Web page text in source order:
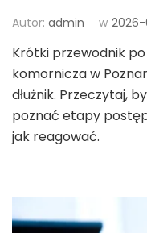
Autor: admin w 2026-
Krótki przewodnik
komornicza w
dłużnik. Przeczytaj,
poznać etapy
jak reagować.